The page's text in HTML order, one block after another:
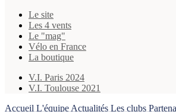
Le site
Les 4 vents
Le "mag"
Vélo en France
La boutique
V.I. Paris 2024
V.I. Toulouse 2021
Accueil L'équipe Actualités Les clubs